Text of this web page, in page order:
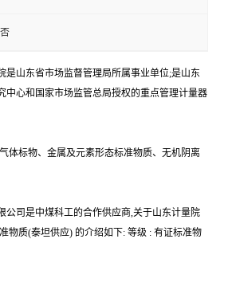
否
是山东省市场监督管理局所属事业单位;是山东
中心和国家市场监管总局授权的重点管理计量器
体标物、金属及元素形态标准物质、无机阴离
公司是中煤科工的合作供应商,关于山东计量院
物质(泰坦供应) 的介绍如下: 等级 : 有证标准物